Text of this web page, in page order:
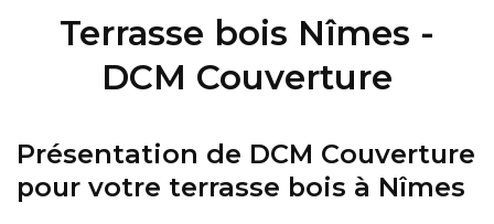
Terrasse bois Nîmes -
DCM Couverture
Présentation de DCM Couverture
pour votre terrasse bois à Nîmes